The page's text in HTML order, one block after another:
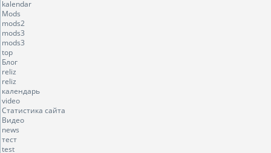
kalendar
Mods
mods2
mods3
mods3
top
Блог
reliz
reliz
календарь
video
Статистика сайта
Видео
news
тест
test